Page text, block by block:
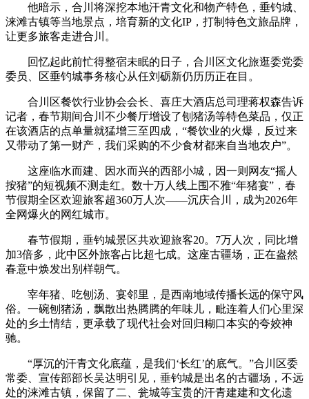
他暗示，合川将深挖本地汗青文化和物产特色，垂钓城、
涞滩古镇等当地景点，培育新的文化IP，打制特色文旅品牌，
让更多旅客走进合川。
回忆起此前忙得整宿未眠的日子，合川区文化旅逛委党委
委员、区垂钓城事务核心从任刘砺新仍历历正在目。
合川区餐饮行业协会会长、喜庄大酒店总司理蒋权森告诉
记者，春节期间合川不少餐厅增设了刨猪汤等特色菜品，仅正
在该酒店的点单量就猛增三至四成，“餐饮业的火爆，反过来
又带动了第一财产，我们采购的不少食材都来自当地农户”。
这座临水而建、因水而兴的西部小城，因一则网友“摇人
按猪”的短视频不测走红。数十万人线上围不雅“年猪宴”，春
节假期全区欢迎旅客超360万人次——沉庆合川，成为2026年
全网爆火的网红城市。
春节假期，垂钓城景区共欢迎旅客20。7万人次，同比增
加3倍多，此中区外旅客占比超七成。这座古疆场，正在盎然
春意中焕发出别样朝气。
宰年猪、吃刨汤、宴邻里，是西南地域传播长远的保守风
俗。一碗刨猪汤，飘散出热腾腾的年味儿，毗连着人们心里深
处的乡土情结，更承载了现代社会对回归糊口本实的夸姣神
驰。
“厚沉的汗青文化底蕴，是我们‘长红’的底气。”合川区委
常委、宣传部部长吴达明引见，垂钓城是出名的古疆场，不远
处的涞滩古镇，保留了二、瓮城等宝贵的汗青建建和文化遗